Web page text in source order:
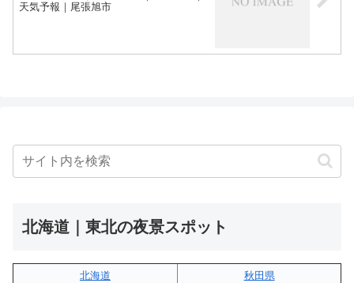
天気予報｜尾張旭市
北海道｜東北の夜景スポット
北海道
秋田県